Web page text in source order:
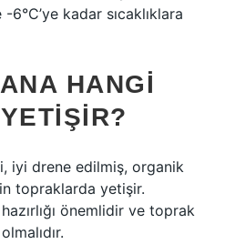
kadar sıcaklıklara
HANGI
iyi drene edilmiş, organik
topraklarda yetişir.
önemlidir ve toprak